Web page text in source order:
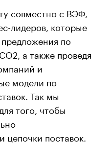
совместно с ВЭФ,
лидеров, которые
по
а также проведя
и
модели по
Так мы
того, чтобы
цепочки поставок.